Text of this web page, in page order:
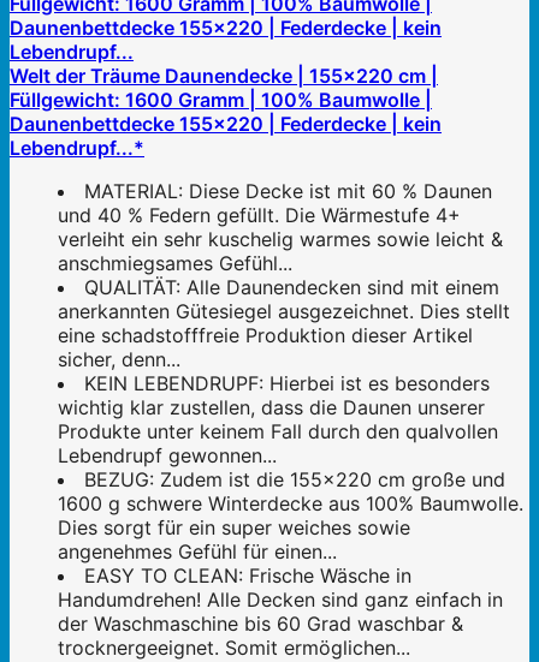
Welt der Träume Daunendecke | 155x220 cm |
Füllgewicht: 1600 Gramm | 100% Baumwolle |
Daunenbettdecke 155x220 | Federdecke | kein
Lebendrupf...*
MATERIAL: Diese Decke ist mit 60 % Daunen
und 40 % Federn gefüllt. Die Wärmestufe 4+
verleiht ein sehr kuschelig warmes sowie leicht &
anschmiegsames Gefühl...
QUALITÄT: Alle Daunendecken sind mit einem
anerkannten Gütesiegel ausgezeichnet. Dies stellt
eine schadstofffreie Produktion dieser Artikel
sicher, denn...
KEIN LEBENDRUPF: Hierbei ist es besonders
wichtig klar zustellen, dass die Daunen unserer
Produkte unter keinem Fall durch den qualvollen
Lebendrupf gewonnen...
BEZUG: Zudem ist die 155x220 cm große und
1600 g schwere Winterdecke aus 100% Baumwolle.
Dies sorgt für ein super weiches sowie
angenehmes Gefühl für einen...
EASY TO CLEAN: Frische Wäsche in
Handumdrehen! Alle Decken sind ganz einfach in
der Waschmaschine bis 60 Grad waschbar &
trocknergeeignet. Somit ermöglichen...